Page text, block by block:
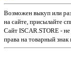
Возможен выкуп или
на сайте, присылайте
Сайт ISCAR.STORE - не
права на товарный